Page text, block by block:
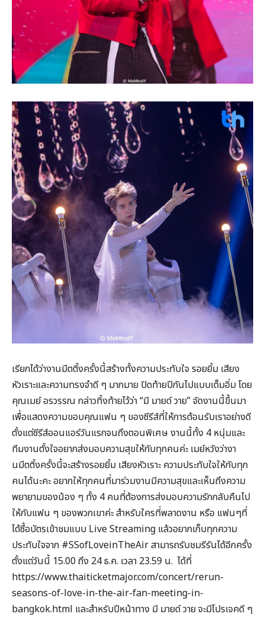
เรียกได้ว่างานมีตติ้งครั้งนี้สร้างทั้งความประทับใจ รอยยิ้ม เสียง
หัวเราะและความทรงจำดี ๆ มากมาย ปิดท้ายปีกันไปแบบเต็มอิ่ม โดย
คุณเมย์ อรวรรณ กล่าวทิ้งท้ายไว้ว่า “มี มายด์ วาย” จัดงานนี้ขึ้นมา
เพื่อแสดงความขอบคุณแฟน ๆ ของซีรีส์ที่ให้การต้อนรับเราอย่างดี
ตั้งแต่ซีรีส์ออนแอร์วันแรกจนถึงตอนพิเศษ งานนี้ทั้ง 4 หนุ่มและ
ทีมงานตั้งใจอยากส่งมอบความสุขให้กับทุกคนค่ะ เมย์หวังว่างา
นมีตติ้งครั้งนี้จะสร้างรอยยิ้ม เสียงหัวเราะ ความประทับใจให้กับทุก
คนได้นะคะ อยากให้ทุกคนที่มาร่วมงานมีความสุขและเห็นถึงความ
พยายามของน้อง ๆ ทั้ง 4 คนที่ต้องการส่งมอบความรักกลับคืนไป
ให้กับแฟน ๆ ของพวกเขาค่ะ สำหรับใครที่พลาดงาน หรือ แฟนๆที่
ได้ซื้อบัตรเข้าชมแบบ Live Streaming แล้วอยากเก็บทุกความ
ประทับใจจาก #SSofLoveinTheAir สามารถรับชมรีรันได้อีกครั้ง
ตั้งแต่วันนี้ 15.00 ถึง 24 ธ.ค. เวลา 23.59 น. ได้ที่
https://www.thaiticketmajor.com/concert/rerun-
seasons-of-love-in-the-air-fan-meeting-in-
bangkok.html และสำหรับปีหน้าทาง มี มายด์ วาย จะมีโปรเจคดี ๆ